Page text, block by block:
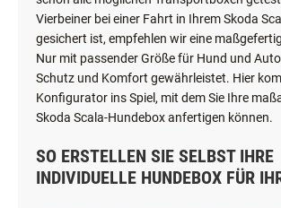
Vierbeiner bei einer Fahrt in Ihrem Skoda
gesichert ist, empfehlen wir eine
Nur mit passender Größe für Hund und
Schutz und Komfort gewährleistet. Hier
Konfigurator ins Spiel, mit dem Sie Ihre
Skoda Scala-Hundebox anfertigen können.
SO ERSTELLEN SIE SELBST IHRE
INDIVIDUELLE HUNDEBOX FÜR